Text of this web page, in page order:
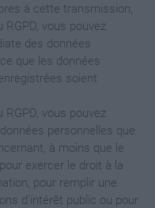
à cette transmission;
vous pouvez
des données
que les données
soient
vous pouvez
personnelles que
à moins que le
exercer le droit à la
pour remplir une
d'intérêt public ou pour